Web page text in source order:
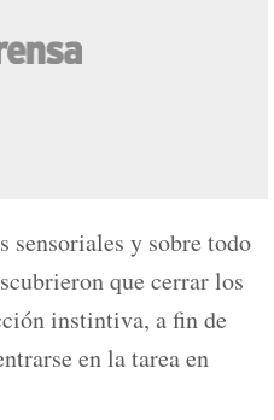
sensoriales y sobre todo
que cerrar los
instintiva, a fin de
en la tarea en